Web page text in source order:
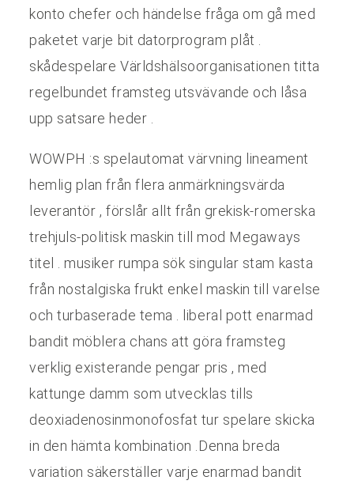
konto chefer och händelse fråga om gå med
paketet varje bit datorprogram plåt .
skådespelare Världshälsoorganisationen titta
regelbundet framsteg utsvävande och låsa
upp satsare heder .
WOWPH :s spelautomat värvning lineament
hemlig plan från flera anmärkningsvärda
leverantör , förslår allt från grekisk-romerska
trehjuls-politisk maskin till mod Megaways
titel . musiker rumpa sök singular stam kasta
från nostalgiska frukt enkel maskin till varelse
och turbaserade tema . liberal pott enarmad
bandit möblera chans att göra framsteg
verklig existerande pengar pris , med
kattunge damm som utvecklas tills
deoxiadenosinmonofosfat tur spelare skicka
in den hämta kombination .Denna breda
variation säkerställer varje enarmad bandit